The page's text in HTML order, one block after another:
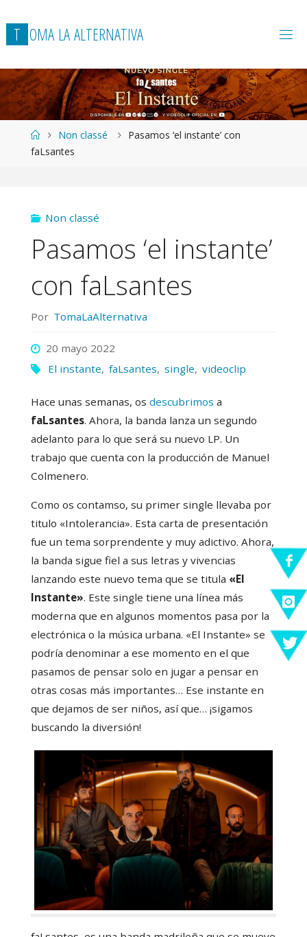
T OMA LAALTERNATIVA
Página
de
Non classé
Pasamos ‘el instante’ con
faLsantes
Non classé
Pasamos ‘el instante’
con faLsantes
Por TomaLaAlternativa
20 mayo 2022
El instante, faLsantes, single, videoclip
Hace unas semanas, os descubrimos a
faLsantes. Ahora, la banda lanza un segundo
adelanto para lo que será su nuevo LP. Un
trabajo que cuenta con la producción de Manuel
Colmenero.
Como os contamso, su primer single llevaba por
titulo «Intolerancia». Esta carta de presentación
fue un tema sorprendente y muy adictivo. Ahora,
la banda sigue fiel a sus letras y vivencias
lanzando este nuevo tema que se titula «El
Instante». Este single tiene una línea más
moderna que en algunos momentos pasa por la
electrónica o la música urbana. «El Instante» se
podría denominar a ese momento en el que
pasamos de pensar solo en jugar a pensar en
otras cosas más importantes… Ese instante en
que dejamos de ser niños, así que… ¡sigamos
buscando la diversión!